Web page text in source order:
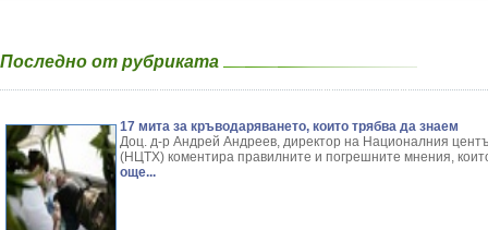
Последно от рубриката
17 мита за кръводаряването, които трябва да знаем
Доц. д-р Андрей Андреев, директор на Националния
(НЦТХ) коментира правилните и погрешните мнения,
още...